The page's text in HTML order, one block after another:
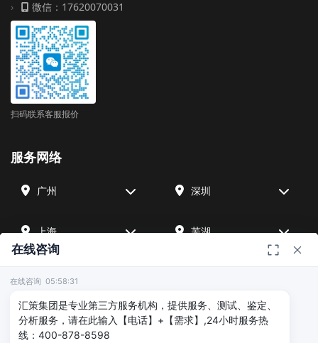
微信：17620070031
扫码联系客服报价
服务网络
广州 深圳
上海 芜湖
北京 武汉
在线咨询
在线咨询 05:58:31
汇策集团是专业第三方服务机构，提供服务、测试、鉴定、
分析服务，请在此输入【电话】+【需求】,24小时服务热
线：400-878-8598